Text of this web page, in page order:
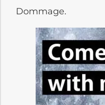
Dommage.